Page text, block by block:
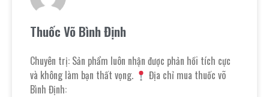
Thuốc Võ Bình Định
Chuyên trị: Sản phẩm luôn nhận được phản hồi tích cực
và không làm bạn thất vọng.
Địa chỉ mua thuốc võ
Bình Định: